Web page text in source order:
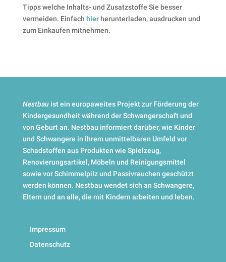
Tipps welche Inhalts- und Zusatzstoffe Sie besser
vermeiden. Einfach hierherunterladen, ausdrucken und
zum Einkaufen mitnehmen.
Nestbauist ein europaweites Projekt zur Förderung der
Kindergesundheit während der Schwangerschaft und
von Geburt an. Nestbau informiert darüber, wie Kinder
und Schwangere in ihrem unmittelbaren Umfeld vor
Schadstoffen aus Produkten wie Spielzeug,
Renovierungsartikel, Möbeln und Reinigungsmittel
sowie vor Schimmelpilz und Passivrauchen geschützt
werden können. Nestbau wendet sich an Schwangere,
Eltern und an alle, die mit Kindern arbeiten und leben.
Impressum
Datenschutz